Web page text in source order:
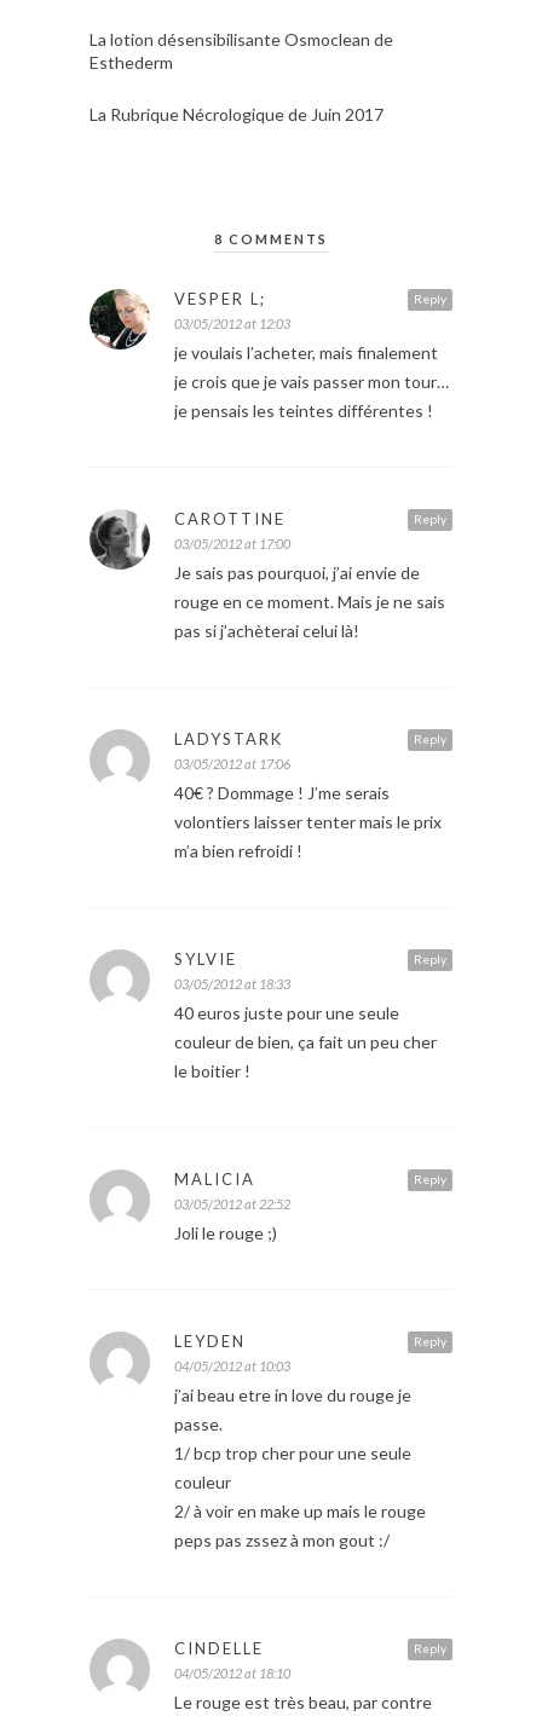
La lotion désensibilisante Osmoclean de
Esthederm
La Rubrique Nécrologique de Juin 2017
8 COMMENTS
Reply
VESPER L;
03/05/2012 at 12:03
je voulais l’acheter, mais finalement
je crois que je vais passer mon tour…
je pensais les teintes différentes !
Reply
CAROTTINE
03/05/2012 at 17:00
Je sais pas pourquoi, j’ai envie de
rouge en ce moment. Mais je ne sais
pas si j’achèterai celui là!
Reply
LADYSTARK
03/05/2012 at 17:06
40€ ? Dommage ! J’me serais
volontiers laisser tenter mais le prix
m’a bien refroidi !
Reply
SYLVIE
03/05/2012 at 18:33
40 euros juste pour une seule
couleur de bien, ça fait un peu cher
le boitier !
Reply
MALICIA
03/05/2012 at 22:52
Joli le rouge ;)
Reply
LEYDEN
04/05/2012 at 10:03
j’ai beau etre in love du rouge je
passe.
1/ bcp trop cher pour une seule
couleur
2/ à voir en make up mais le rouge
peps pas zssez à mon gout :/
Reply
CINDELLE
04/05/2012 at 18:10
Le rouge est très beau, par contre